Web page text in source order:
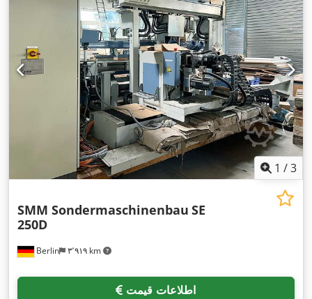
1 /3
Berlin ۳٬۹۱۹ km
SMM Sondermaschinenbau SE
250D
اطلاعات قیمت